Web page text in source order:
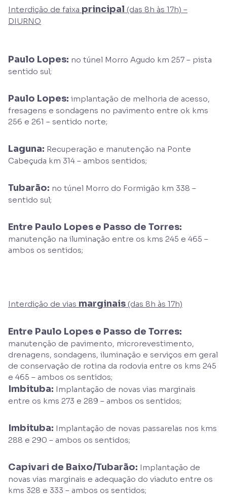
Interdição de faixa principal (das 8h às 17h) –
DIURNO
Paulo Lopes: no túnel Morro Agudo km 257 – pista
sentido sul;
Paulo Lopes: implantação de melhoria de acesso,
fresagens e sondagens no pavimento entre ok kms
256 e 261 – sentido norte;
Laguna: Recuperação e manutenção na Ponte
Cabeçuda km 314 – ambos sentidos;
Tubarão: no túnel Morro do Formigão km 338 –
sentido sul;
Entre Paulo Lopes e Passo de Torres:
manutenção na iluminação entre os kms 245 e 465 –
ambos os sentidos;
Interdição de vias marginais (das 8h às 17h)
Entre Paulo Lopes e Passo de Torres:
manutenção de pavimento, microrevestimento,
drenagens, sondagens, iluminação e serviços em geral
de conservação de rotina da rodovia entre os kms 245
e 465 – ambos os sentidos;
Imbituba: Implantação de novas vias marginais
entre os kms 273 e 289 – ambos os sentidos;
Imbituba: Implantação de novas passarelas nos kms
288 e 290 – ambos os sentidos;
Capivari de Baixo/Tubarão: Implantação de
novas vias marginais e adequação do viaduto entre os
kms 328 e 333 – ambos os sentidos;